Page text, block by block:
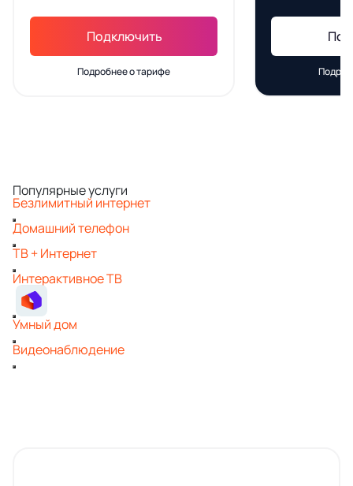
Подключить
Подробнее о тарифе
Популярные услуги
Безлимитный интернет
Домашний телефон
ТВ + Интернет
Интерактивное ТВ
Умный дом
Видеонаблюдение